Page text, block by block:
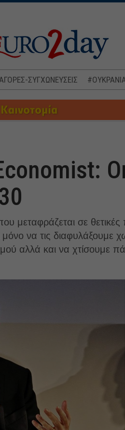
ΣΥΓΧΩΝΕΥΣΕΙΣ
μεταφράζεται σε θετικές
μόνο να τις
αλλά και να χτίσουμε